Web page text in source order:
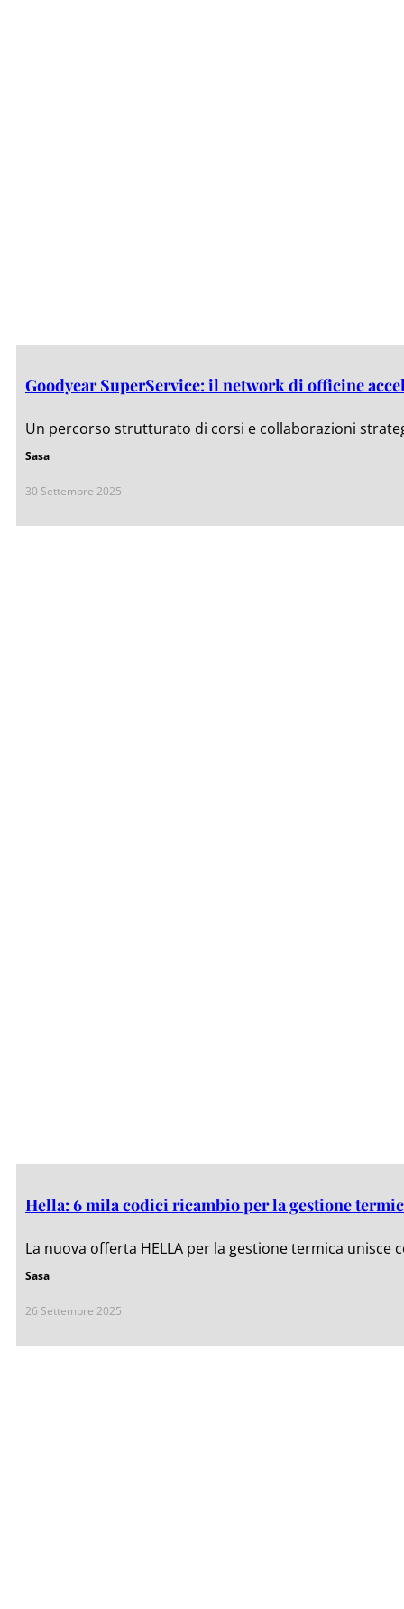
Goodyear SuperService: il network di officine
Un percorso strutturato di corsi e collaborazioni
Sasa
30 Settembre 2025
Hella: 6 mila codici ricambio per la gestione
La nuova offerta HELLA per la gestione termica unisce
Sasa
26 Settembre 2025